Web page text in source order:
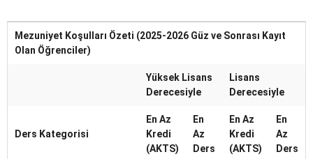
Mezuniyet Koşulları Özeti (2025-2026 Güz ve Sonrası Kayıt
Olan Öğrenciler)
Yüksek Lisans
Derecesiyle
Lisans
Derecesiyle
Ders Kategorisi
En Az
Kredi
(AKTS)
En
Az
Ders
En Az
Kredi
(AKTS)
En
Az
Ders